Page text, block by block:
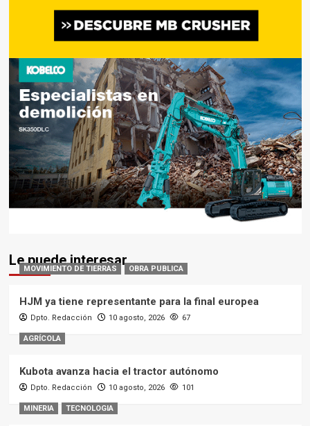
Le puede interesar
MOVIMIENTO DE TIERRAS OBRA PUBLICA
HJM ya tiene representante para la final europea
Dpto. Redacción 10 agosto, 2026 67
AGRÍCOLA
Kubota avanza hacia el tractor autónomo
Dpto. Redacción 10 agosto, 2026 101
MINERIA TECNOLOGIA